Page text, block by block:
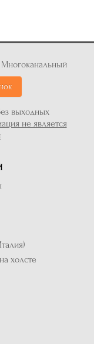
Многоканальный
выходных
не является
холсте